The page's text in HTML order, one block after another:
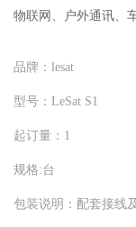
物联网、户外通讯、
品牌： lesat
型号： LeSat S1
起订量： 1
规格:台
包装说明： 配套接线